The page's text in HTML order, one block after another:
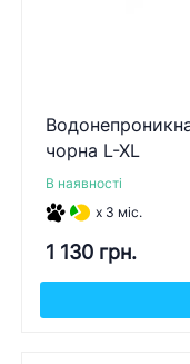
чорна L-XL
В наявності
x 3 міс.
1 130 грн.